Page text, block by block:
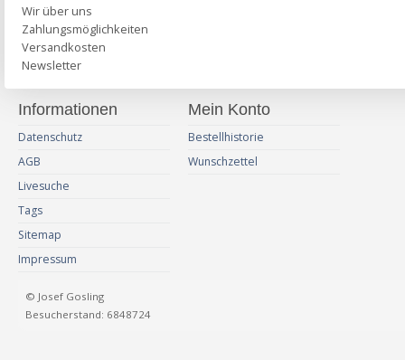
Wir über uns
Zahlungsmöglichkeiten
Versandkosten
Newsletter
Informationen
Datenschutz
AGB
Livesuche
Tags
Sitemap
Impressum
Mein Konto
Bestellhistorie
Wunschzettel
© Josef Gosling
Besucherstand: 6848724